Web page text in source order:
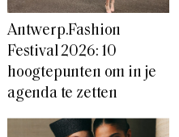
Antwerp.Fashion
Festival 2026: 10
hoogtepunten om in je
agenda te zetten